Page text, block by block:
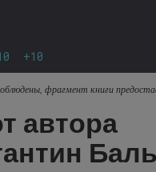
+10
фрагмент книги
автора